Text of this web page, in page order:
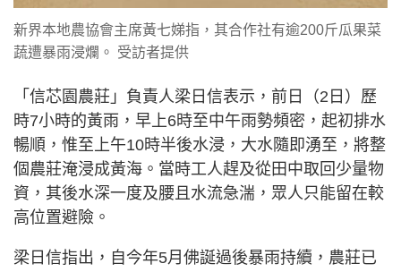
新界本地農協會主席黃七娣指，其合作社有逾200斤瓜果菜
蔬遭暴雨浸爛。 受訪者提供
「信芯園農莊」負責人梁日信表示，前日（2日）歷
時7小時的黃雨，早上6時至中午雨勢頻密，起初排水
暢順，惟至上午10時半後水浸，大水隨即湧至，將整
個農莊淹浸成黃海。當時工人趕及從田中取回少量物
資，其後水深一度及腰且水流急湍，眾人只能留在較
高位置避險。
梁日信指出，自今年5月佛誕過後暴雨持續，農莊已